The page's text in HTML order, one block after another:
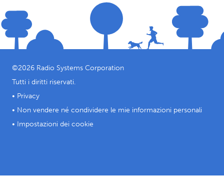
©2026 Radio Systems Corporation
Tutti i diritti riservati.
• Privacy
• Non vendere né condividere le mie informazioni personali
• Impostazioni dei cookie